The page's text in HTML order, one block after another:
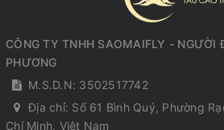
CÔNG TY TNHH SAOMAIFLY - NGƯỜI
PHƯƠNG
M.S.D.N: 3502517742
Địa chỉ: Số 61 Bình Quý, Phường
Chí Minh, Việt Nam